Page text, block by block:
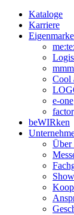
Kataloge
Karriere
Cool
e-one
beWIRken
Über